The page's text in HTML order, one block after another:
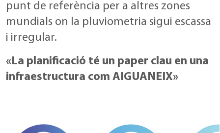
punt de referència per a altres zones
mundials on la pluviometria sigui escassa
i irregular.
«La planificació té un paper clau en una
infraestructura com AIGUANEIX»